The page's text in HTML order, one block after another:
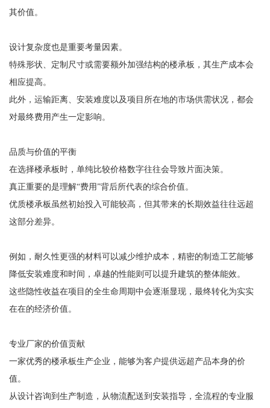
其价值。
设计复杂度也是重要考量因素。
特殊形状、定制尺寸或需要额外加强结构的楼承板，其生产成本会
相应提高。
此外，运输距离、安装难度以及项目所在地的市场供需状况，都会
对最终费用产生一定影响。
品质与价值的平衡
在选择楼承板时，单纯比较价格数字往往会导致片面决策。
真正重要的是理解“费用”背后所代表的综合价值。
优质楼承板虽然初始投入可能较高，但其带来的长期效益往往远超
这部分差异。
例如，耐久性更强的材料可以减少维护成本，精密的制造工艺能够
降低安装难度和时间，卓越的性能则可以提升建筑的整体能效。
这些隐性收益在项目的全生命周期中会逐渐显现，最终转化为实实
在在的经济价值。
专业厂家的价值贡献
一家优秀的楼承板生产企业，能够为客户提供远超产品本身的价
值。
从设计咨询到生产制造，从物流配送到安装指导，全流程的专业服